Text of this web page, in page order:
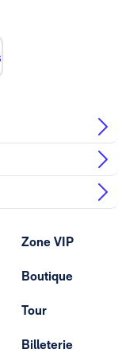
Zone VIP
Boutique
Tour
Billeterie